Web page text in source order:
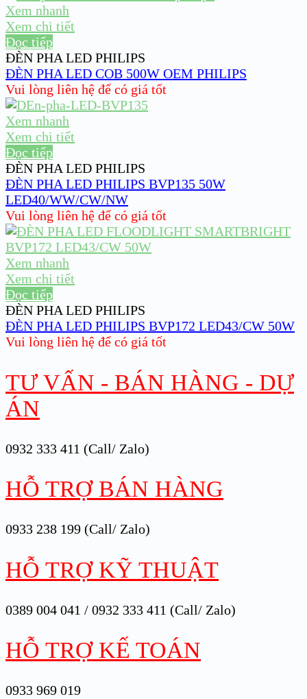
Xem nhanh
Xem chi tiết
Đọc tiếp
ĐÈN PHA LED PHILIPS
ĐÈN PHA LED COB 500W OEM PHILIPS
Vui lòng liên hệ để có giá tốt
Xem nhanh
Xem chi tiết
Đọc tiếp
ĐÈN PHA LED PHILIPS
ĐÈN PHA LED PHILIPS BVP135 50W
LED40/WW/CW/NW
Vui lòng liên hệ để có giá tốt
Xem nhanh
Xem chi tiết
Đọc tiếp
ĐÈN PHA LED PHILIPS
ĐÈN PHA LED PHILIPS BVP172 LED43/CW 50W
Vui lòng liên hệ để có giá tốt
TƯ VẤN - BÁN HÀNG - DỰ
ÁN
0932 333 411 (Call/ Zalo)
HỖ TRỢ BÁN HÀNG
0933 238 199 (Call/ Zalo)
HỖ TRỢ KỸ THUẬT
0389 004 041 / 0932 333 411 (Call/ Zalo)
HỖ TRỢ KẾ TOÁN
0933 969 019